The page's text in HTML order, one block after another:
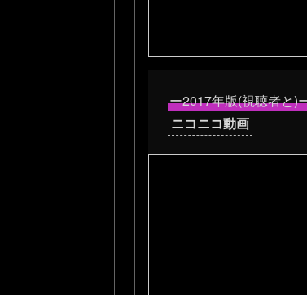
ー2017年版(視聴者と)
ニコニコ動画